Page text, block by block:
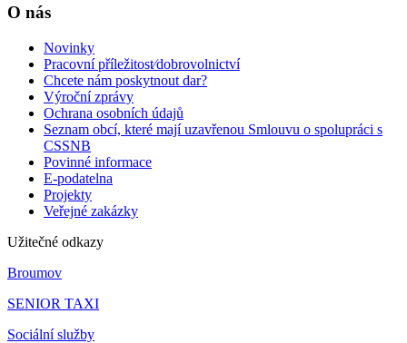
O nás
Novinky
Pracovní příležitost⁄dobrovolnictví
Chcete nám poskytnout dar?
Výroční zprávy
Ochrana osobních údajů
Seznam obcí, které mají uzavřenou Smlouvu o spolupráci s
CSSNB
Povinné informace
E-podatelna
Projekty
Veřejné zakázky
Užitečné odkazy
Broumov
SENIOR TAXI
Sociální služby